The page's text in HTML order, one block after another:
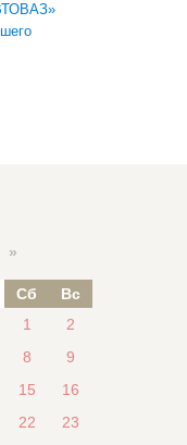
»
Сб
Вс
1
2
8
9
15
16
22 23